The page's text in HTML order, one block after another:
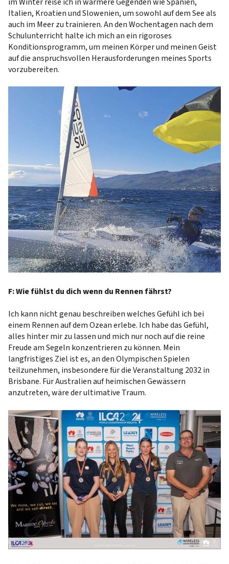
Italien, Kroatien und Slowenien, um sowohl auf dem See als
auch im Meer zu trainieren. An den Wochentagen nach dem
Schulunterricht halte ich mich an ein rigoroses
Konditionsprogramm, um meinen Körper und meinen Geist
auf die anspruchsvollen Herausforderungen meines Sports
vorzubereiten.
F: Wie fühlst du dich wenn du Rennen fährst?
Ich kann nicht genau beschreiben welches Gefühl ich bei
einem Rennen auf dem Ozean erlebe. Ich habe das Gefühl,
alles hinter mir zu lassen und mich nur noch auf die reine
Freude am Segeln konzentrieren zu können. Mein
langfristiges Ziel ist es, an den Olympischen Spielen
teilzunehmen, insbesondere für die Veranstaltung 2032 in
Brisbane. Für Australien auf heimischen Gewässern
anzutreten, wäre der ultimative Traum.